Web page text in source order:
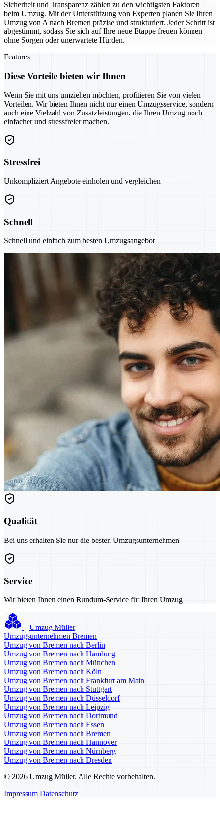
Sicherheit und Transparenz zählen zu den wichtigsten Faktoren
beim Umzug. Mit der Unterstützung von Experten planen Sie Ihren
Umzug von A nach Bremen präzise und strukturiert. Jeder Schritt ist
abgestimmt, sodass Sie sich auf Ihre neue Etappe freuen können –
ohne Sorgen oder unerwartete Hürden.
Features
Diese Vorteile bieten wir Ihnen
Wenn Sie mit uns umziehen möchten, profitieren Sie von vielen
Vorteilen. Wir bieten Ihnen nicht nur einen Umzugsservice, sondern
auch eine Vielzahl von Zusatzleistungen, die Ihren Umzug noch
einfacher und stressfreier machen.
Stressfrei
Unkompliziert Angebote einholen und vergleichen
Schnell
Schnell und einfach zum besten Umzugsangebot
Qualität
Bei uns erhalten Sie nur die besten Umzugsunternehmen
Service
Wir bieten Ihnen einen Rundum-Service für Ihren Umzug
Umzug Müller
Umzugsunternehmen Bremen
Umzug von Bremen nach Berlin
Umzug von Bremen nach Hamburg
Umzug von Bremen nach München
Umzug von Bremen nach Köln
Umzug von Bremen nach Frankfurt am Main
Umzug von Bremen nach Stuttgart
Umzug von Bremen nach Düsseldorf
Umzug von Bremen nach Leipzig
Umzug von Bremen nach Dortmund
Umzug von Bremen nach Essen
Umzug von Bremen nach Bremen
Umzug von Bremen nach Hannover
Umzug von Bremen nach Nürnberg
Umzug von Bremen nach Dresden
© 2026 Umzug Müller. Alle Rechte vorbehalten.
Impressum Datenschutz